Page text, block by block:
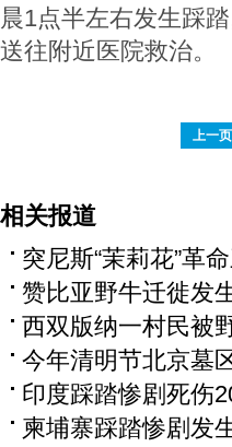
晨1点半左右发生踩
送往附近医院救治。
上一页
相关报道
突尼斯“茉莉花”革
赞比亚野牛迁徙发
西双版纳一村民被
今年清明节北京墓
印度踩踏惨剧死伤
柬埔寨踩踏惨剧发